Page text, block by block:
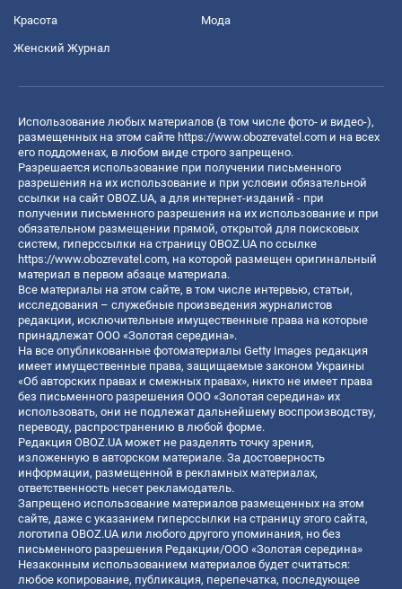
Красота Мода
Женский Журнал
Использование любых материалов (в том числе фото- и видео-),
размещенных на этом сайте https://www.obozrevatel.com и на всех
его поддоменах, в любом виде строго запрещено.
Разрешается использование при получении письменного
разрешения на их использование и при условии обязательной
ссылки на сайт OBOZ.UA, а для интернет-изданий - при
получении письменного разрешения на их использование и при
обязательном размещении прямой, открытой для поисковых
систем, гиперссылки на страницу OBOZ.UA по ссылке
https://www.obozrevatel.com, на которой размещен оригинальный
материал в первом абзаце материала.
Все материалы на этом сайте, в том числе интервью, статьи,
исследования – служебные произведения журналистов
редакции, исключительные имущественные права на которые
принадлежат ООО «Золотая середина».
На все опубликованные фотоматериалы Getty Images редакция
имеет имущественные права, защищаемые законом Украины
«Об авторских правах и смежных правах», никто не имеет права
без письменного разрешения ООО «Золотая середина» их
использовать, они не подлежат дальнейшему воспроизводству,
переводу, распространению в любой форме.
Редакция OBOZ.UA может не разделять точку зрения,
изложенную в авторском материале. За достоверность
информации, размещенной в рекламных материалах,
ответственность несет рекламодатель.
Запрещено использование материалов размещенных на этом
сайте, даже с указанием гиперссылки на страницу этого сайта,
логотипа OBOZ.UA или любого другого упоминания, но без
письменного разрешения Редакции/ООО «Золотая середина»
Незаконным использованием материалов будет считаться:
любое копирование, публикация, перепечатка, последующее